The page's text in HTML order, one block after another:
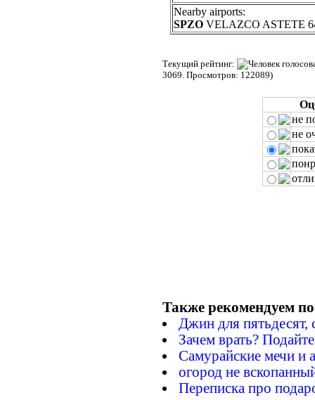
Nearby airports:
SPZO VELAZCO ASTETE
Текущий рейтинг:
3069 . Просмотров: 122089)
не
не
Также рекомендуем
Джин для пятьдесят,
Зачем врать?
Самурайские мечи и
огород не
Переписка про